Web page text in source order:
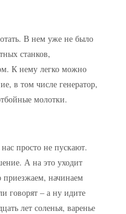
В нем уже не было
станков,
К нему легко можно
в том числе генератор,
молотки.
просто не пускают.
А на это уходит
приезжаем, начинаем
говорят – а ну идите
лет соленья, варенье